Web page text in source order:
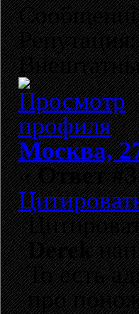
Москва,
«Ответ
Derek
То есть
про